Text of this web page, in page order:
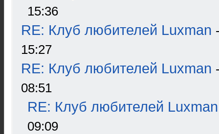
15:36
RE: Клуб любителей Luxman
15:27
RE: Клуб любителей Luxman
08:51
RE: Клуб любителей Luxman
09:09